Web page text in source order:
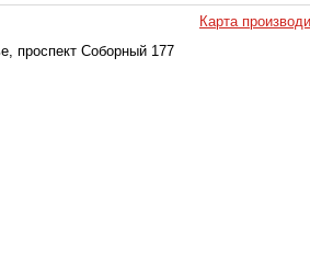
Карта
проспект Соборный 177